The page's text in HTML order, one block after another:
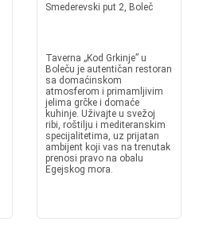
Smederevski put 2, Boleč
Taverna „Kod Grkinje” u
Boleču je autentičan restoran
sa domaćinskom
atmosferom i primamljivim
jelima grčke i domaće
kuhinje. Uživajte u svežoj
ribi, roštilju i mediteranskim
specijalitetima, uz prijatan
ambijent koji vas na trenutak
prenosi pravo na obalu
Egejskog mora.